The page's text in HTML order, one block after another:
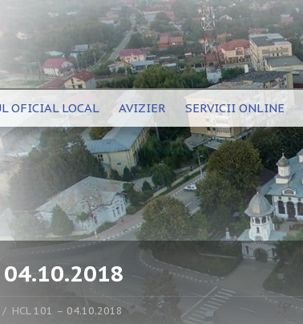
OFICIAL LOCAL AVIZIER SERVICII ONLINE
HCL 101 – 04.10.2018